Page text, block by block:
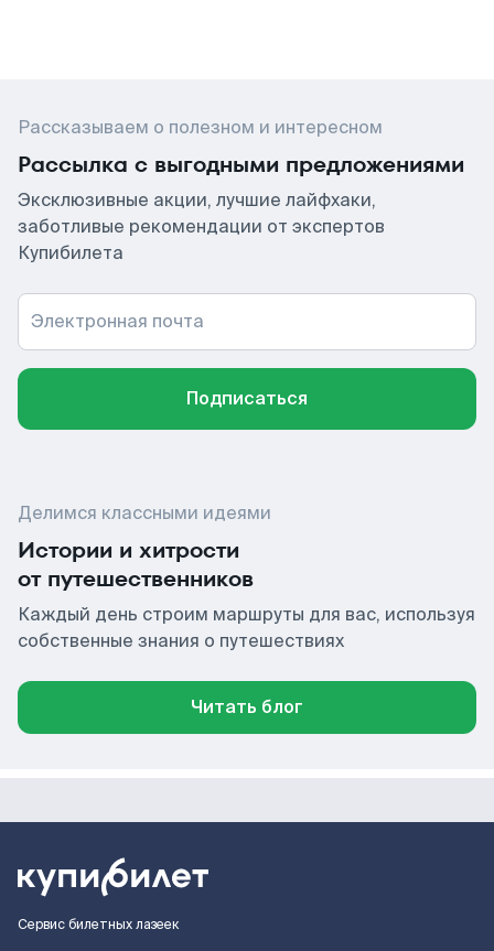
Рассказываем о полезном и интересном
Рассылка с выгодными предложениями
Эксклюзивные акции, лучшие лайфхаки,
заботливые рекомендации от экспертов
Купибилета
Электронная почта
Подписаться
Делимся классными идеями
Истории и хитрости
от путешественников
Каждый день строим маршруты для вас, используя
собственные знания о путешествиях
Читать блог
Сервис билетных лазеек